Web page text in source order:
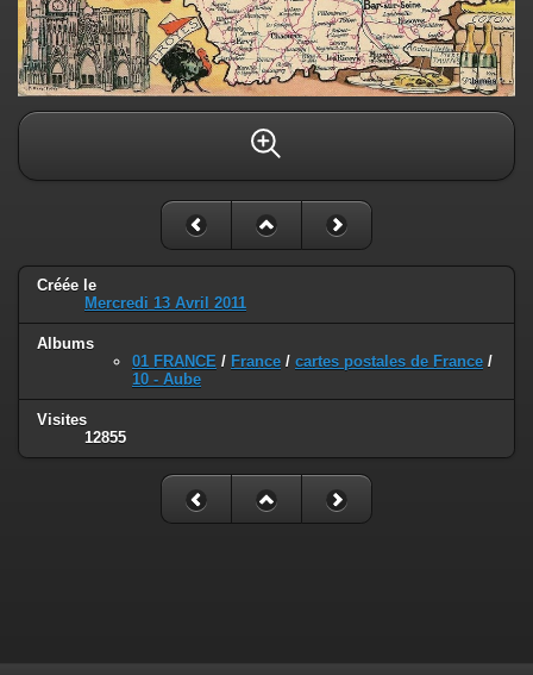
Créée le
Mercredi 13 Avril 2011
Albums
01 FRANCE / France / cartes postales de France /
10 - Aube
Visites
12855